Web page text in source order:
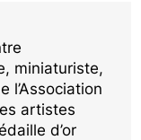
miniaturiste,
l’Association
artistes
d’or